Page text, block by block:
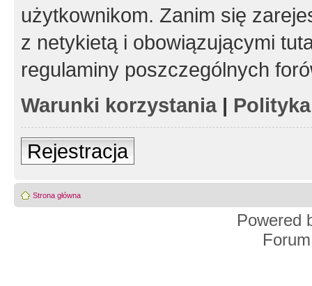
użytkownikom. Zanim się
z netykietą i obowiązującymi
regulaminy poszczególnych
Warunki korzystania|
Rejestracja
Strona główna
Powered